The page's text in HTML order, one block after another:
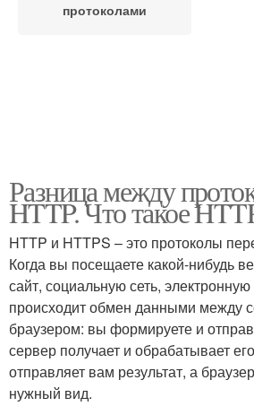
протоколами
Разница между
HTTP. Что такое
HTTP и HTTPS – это протоколы
Когда вы посещаете какой-нибудь
сайт, социальную сеть, электронную
происходит обмен данными между
браузером: вы формируете и
сервер получает и обрабатывает
отправляет вам результат, а
нужный вид.